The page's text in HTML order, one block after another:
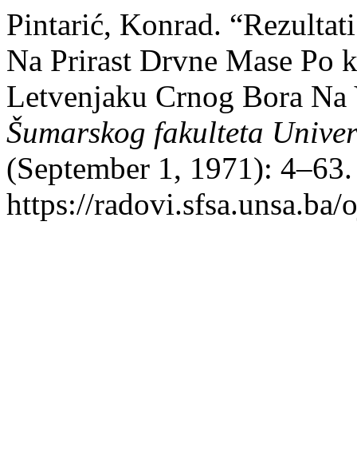
Pintarić, Konrad.
Na Prirast Drvne Mase
Letvenjaku Crnog Bora
Šumarskog fakulteta
(September 1, 1971):
https://